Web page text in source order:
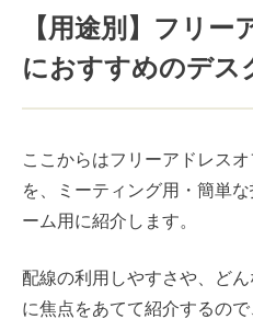
【用途別】フリ
におすすめのデス
ここからはフリーアドレス
を、ミーティング用・簡単
ーム用に紹介します。
配線の利用しやすさや、ど
に焦点をあてて紹介するの